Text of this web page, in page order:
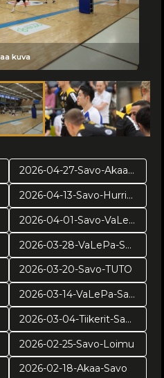
2026-04-27-Savo-Akaa-pr1
2026-04-13-Savo-Hurrikaani ve3
2026-04-01-Savo-VaLePa-pv3
2026-03-28-VaLePa-Savo-pv1
2026-03-20-Savo-TUTO
2026-03-14-VaLePa-Savo
2026-03-04-Tiikerit-Savo
2026-02-25-Savo-Loimu
2026-02-18-Akaa-Savo
kuva
kuva
kuva
kuva
kuva
kuva
kuva
kuva
kuva
kuva
kuva
kuva
kuva
kuva
kuva
kuva
kuva
kuva
kuva
kuva
kuva
kuva
kuva
kuva
kuva
kuva